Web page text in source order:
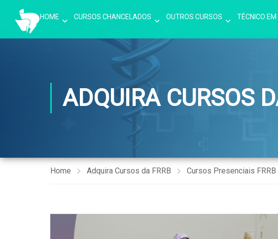
HOME CURSOS CHANCELADOS OUTROS CURSOS TÉCNICO
ADQUIRA CURSOS
Home Adquira Cursos da FRRB Cursos Presenciais FRRB